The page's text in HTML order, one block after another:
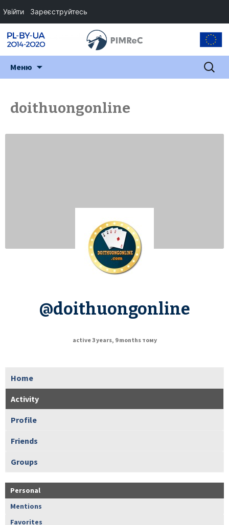
Меню Пошук:
doithuongonline
@doithuongonline
active 3 years, 9 months тому
Home
Activity
Profile
Friends
Groups
Personal
Mentions
Favorites
Увійти Зареєструйтесь